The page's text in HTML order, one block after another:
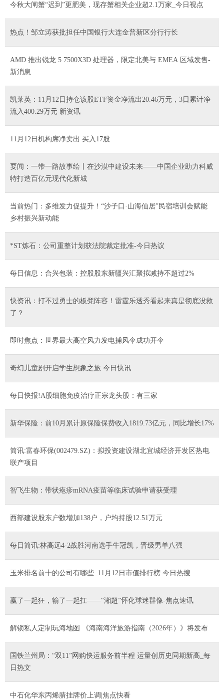
今秋大闸蟹“迟到”更肥美，现存蟹相关企业超2.1万家_今日视点
热点！邹立涛获批担任中国银行大连金普新区分行行长
AMD 推出锐龙 5 7500X3D 处理器，限定北美与 EMEA 区域发售-
新消息
凯莱英：11月12日持仓该股ETF资金净流出20.46万元，3日累计净
流入400.29万元 新资讯
11月12日机构席净卖出 买入17股
要闻：一带一路故事绘丨在沙漠中建设未来——中国企业助力科威
特打造百亿元现代化新城
当前热门：多维发力促提升！“沙子口·山海仙居”民宿培训会赋能
乡村振兴新动能
*ST炼石：公司重整计划获法院裁定批准-今日热议
每日信息：合兴包装：控股股东新疆兴汇聚拟减持不超过2%
快资讯：打不过勇士的板凳阵容！雷霆乐透秀看起来真是彻底没救
了？
即时焦点：世界最大高空风力发电捕风伞成功开伞
奇幻儿童剧开启学生想象之旅 今日快讯
每日快报!A股细胞免疫治疗正宗龙头股：有三家
新华保险：前10月累计原保险保费收入1819.73亿元，同比增长17%
简讯:富春环保(002479.SZ)：拟投资建设湖北宜城经济开发区热电
联产项目
智飞生物：带状疱疹mRNA疫苗等临床试验申请获受理
西部建设股东户数增加138户，户均持股12.51万元
每日简讯:林高远4-2战胜河南选手牛冠凯，晋级男单八强
玉米排名前十的公司有哪些_11月12日市值排行榜 今日热搜
​赢了一起狂，输了一起扛——“湘超”怀化球迷群像-焦点速讯
解锁私人定制玩海地图 《海南海洋旅游指南（2026年）》将发布
国铁兰州局：“双11”网购快运服务前半程 运量创历史同期新高_每
日热文
中石化华东丙烯腈挂牌价上调|焦点快看